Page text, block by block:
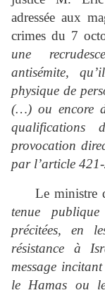
adressée aux
crimes du 7
une
antisémite,
physique de
(…) ou encore
qualifications
provocation
par l’article
Le ministre
tenue
précitées, en
résistance à
message
le Hamas ou